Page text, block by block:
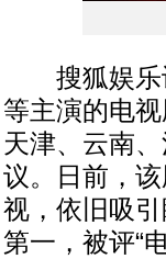
搜狐娱乐讯
等主演的电
天津、云南
议。日前，
视，依旧吸
第一，被评“